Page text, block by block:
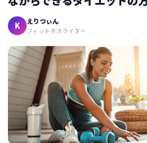
K えりつぃん
フィットネスライター